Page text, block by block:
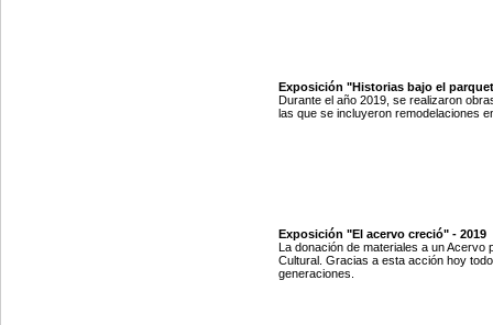
Exposición "Historias bajo el
Durante el año 2019, se realizaron
las que se incluyeron remodelaciones
Exposición "El acervo creció" - 2019
La donación de materiales a un
Cultural. Gracias a esta acción hoy
generaciones.